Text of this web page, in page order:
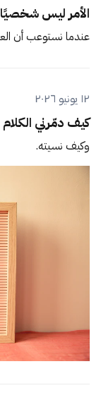
الأمر ليس
عندما نستوعب أن
١٢ يونيو ٢٠٢٦
كيف دمّرني
وكيف نسيته.